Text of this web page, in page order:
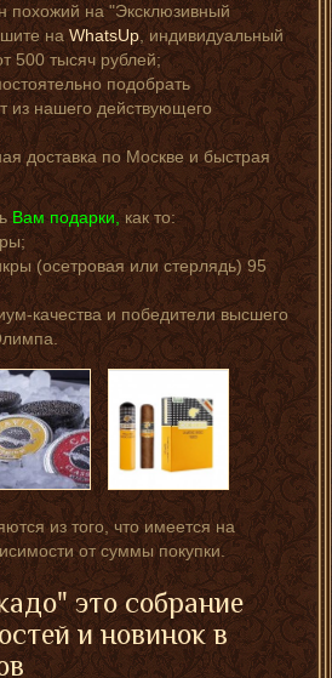
похожий на "Эксклюзивный
наWhatsUp, индивидуальный
500 тысяч рублей;
подобрать
из нашего действующего
доставка по Москве и быстрая
Вам подарки,как то:
(осетровая или стерлядь) 95
качества и победители высшего
из того, что имеется на
от суммы покупки.
это собрание
и новинок в